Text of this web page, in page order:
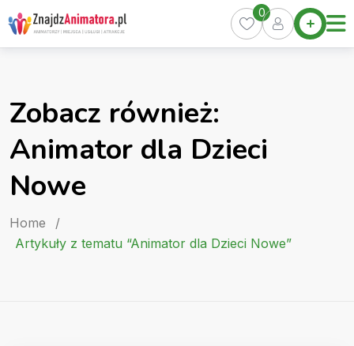
Skip
to
content
Home
Oferty
Kurs
0
Zobacz również:
Animator dla Dzieci
Nowe
Home
/
Artykuły z tematu “Animator dla Dzieci Nowe”